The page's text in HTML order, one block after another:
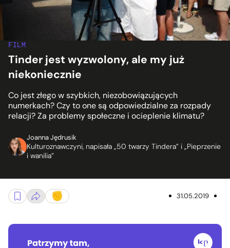
FILM
Tinder jest wyzwolony, ale my już
niekoniecznie
Co jest złego w szybkich, niezobowiązujących
numerkach? Czy to one są odpowiedzialne za rozpady
relacji? Za problemy społeczne i ocieplenie klimatu?
Joanna Jędrusik
Kulturoznawczyni, napisała „50 twarzy Tindera” i „Pieprzenie
i wanilia”
31.05.2019